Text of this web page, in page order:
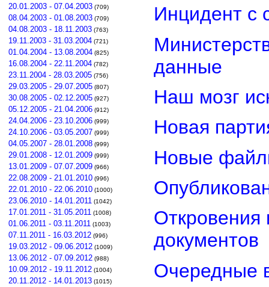
20.01.2003 - 07.04.2003 (709)
08.04.2003 - 01.08.2003 (709)
04.08.2003 - 18.11.2003 (763)
19.11.2003 - 31.03.2004 (721)
01.04.2004 - 13.08.2004 (825)
16.08.2004 - 22.11.2004 (782)
23.11.2004 - 28.03.2005 (756)
29.03.2005 - 29.07.2005 (807)
30.08.2005 - 02.12.2005 (927)
05.12.2005 - 21.04.2006 (912)
24.04.2006 - 23.10.2006 (999)
24.10.2006 - 03.05.2007 (999)
04.05.2007 - 28.01.2008 (999)
29.01.2008 - 12.01.2009 (999)
13.01.2009 - 07.07.2009 (966)
22.08.2009 - 21.01.2010 (996)
22.01.2010 - 22.06.2010 (1000)
23.06.2010 - 14.01.2011 (1042)
17.01.2011 - 31.05.2011 (1008)
01.06.2011 - 03.11.2011 (1003)
07.11.2011 - 16.03.2012 (996)
19.03.2012 - 09.06.2012 (1009)
13.06.2012 - 07.09.2012 (988)
10.09.2012 - 19.11.2012 (1004)
20.11.2012 - 14.01.2013 (1015)
Инцидент с
данные
Наш мозг
Новая
Новые
Откровения
документов
Очередные